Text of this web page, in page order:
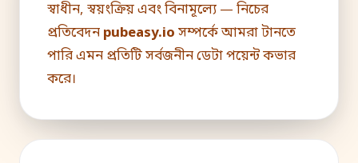
স্বাধীন, স্বয়ংক্রিয় এবং বিনামূল্যে — নিচের
প্রতিবেদন pubeasy.io সম্পর্কে আমরা টানতে
পারি এমন প্রতিটি সর্বজনীন ডেটা পয়েন্ট কভার
করে।